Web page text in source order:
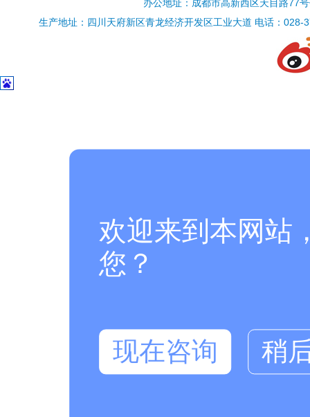
办公地址：成都市高新西区天目路77
生产地址：四川天府新区青龙经济开发区工业大道 电话：
欢迎来到本网站
您？
现在咨询 稍